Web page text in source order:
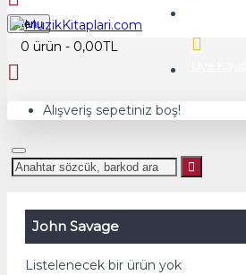
Menu
0 ürün - 0,00TL
Alışveriş sepetiniz boş!
John Savage
Listelenecek bir ürün yok